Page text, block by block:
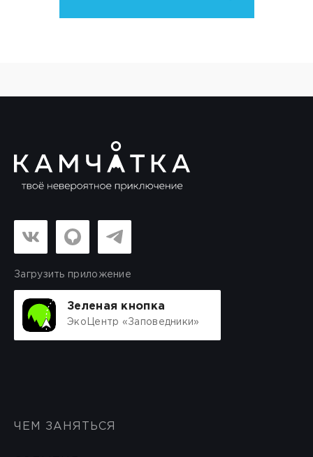
Загрузить приложение
Зеленая кнопка
ЭкоЦентр «Заповедники»
ЧЕМ ЗАНЯТЬСЯ